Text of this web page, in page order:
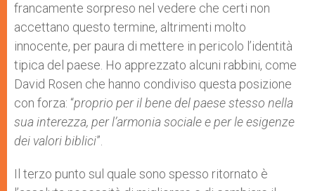
francamente sorpreso nel vedere che certi non
accettano questo termine, altrimenti molto
innocente, per paura di mettere in pericolo l’identità
tipica del paese. Ho apprezzato alcuni rabbini, come
David Rosen che hanno condiviso questa posizione
con forza: “proprio per il bene del paese stesso nella
sua interezza, per l’armonia sociale e per le esigenze
dei valori biblici”.
Il terzo punto sul quale sono spesso ritornato è